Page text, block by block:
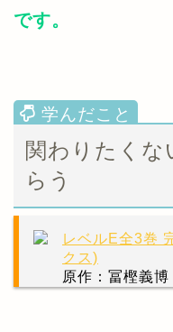
です。
関わりたくな
らう
レベルE全3巻
クス)
原作：冨樫義博